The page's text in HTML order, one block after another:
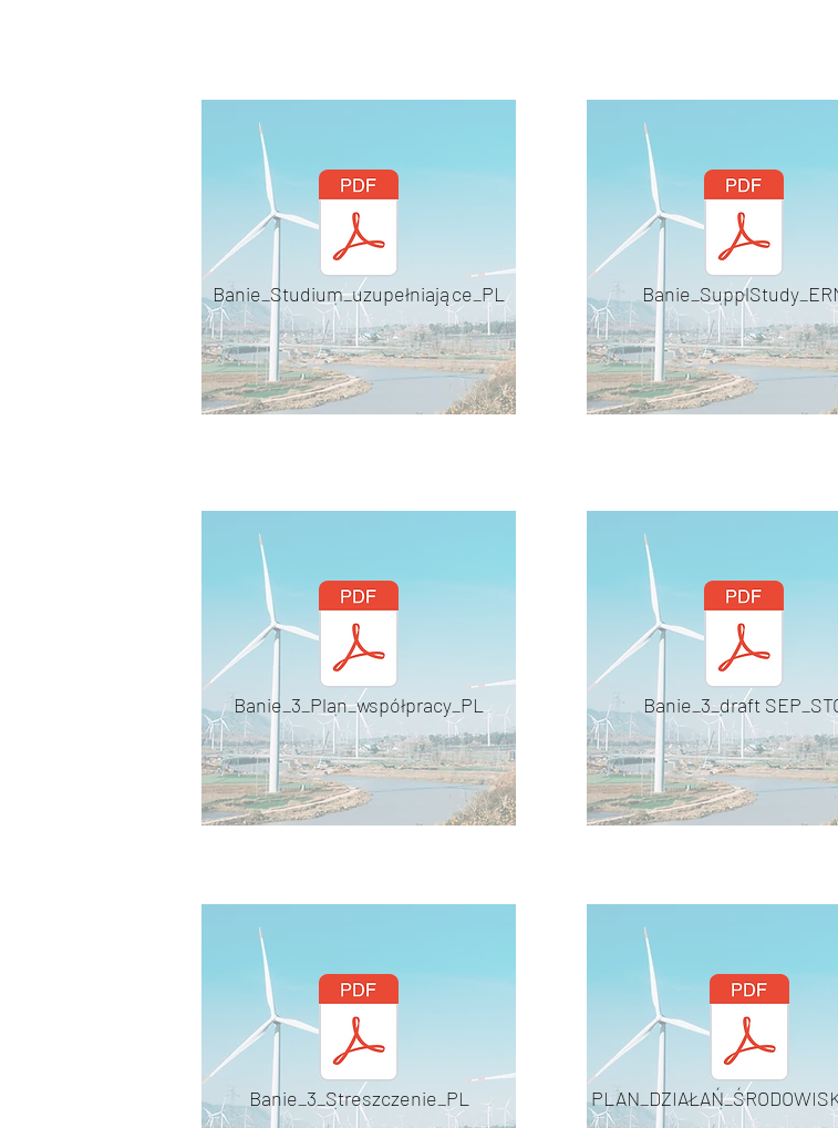
Banie_Studium_uzupełniające_PL
Banie_3_Plan_współpracy_PL Banie_3_draft
Banie_3_Streszczenie_PL